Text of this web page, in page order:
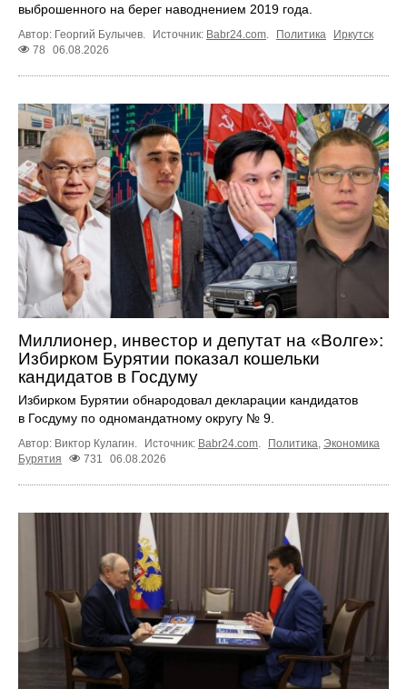
выброшенного на берег наводнением 2019 года.
Автор: Георгий Булычев. Источник: Babr24.com Политика
Иркутск
78
06.08.2026
Миллионер, инвестор и депутат на «Волге»:
Избирком Бурятии показал кошельки
кандидатов в Госдуму
Избирком Бурятии обнародовал декларации кандидатов
в Госдуму по одномандатному округу № 9.
Автор: Виктор Кулагин. Источник: Babr24.com. Политика, Экономика
Бурятия
731 06.08.2026